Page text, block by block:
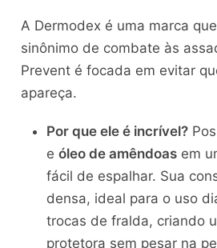
A Dermodex é uma marca
sinônimo de combate às
Prevent é focada em evitar
apareça.
Por que ele é incrível?
e óleo de amêndoasem
fácil de espalhar. Sua
densa, ideal para o uso
trocas de fralda, criando
protetora sem pesar na